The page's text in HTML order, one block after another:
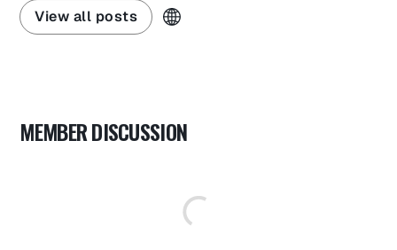
View all posts
MEMBER DISCUSSION